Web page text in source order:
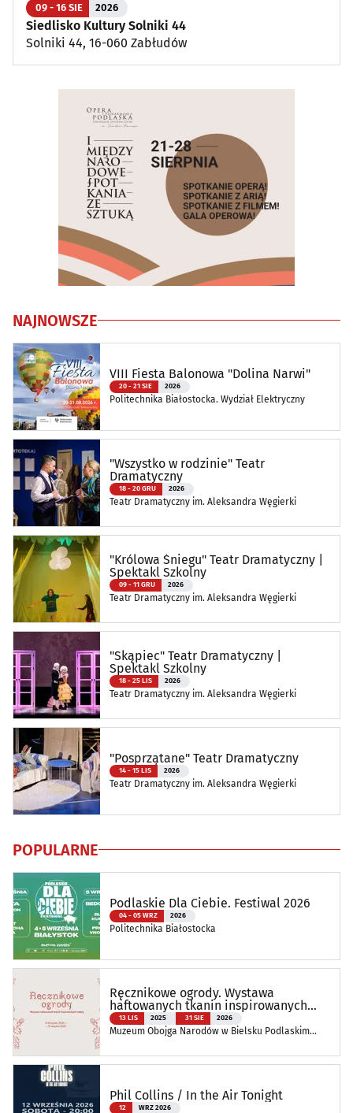
09 - 16 SIE 2026
Siedlisko Kultury Solniki 44
Solniki 44, 16-060 Zabłudów
NAJNOWSZE
VIII Fiesta Balonowa "Dolina Narwi"
20 - 21 SIE 2026
Politechnika Białostocka. Wydział Elektryczny
"Wszystko w rodzinie" Teatr
Dramatyczny
18 - 20 GRU 2026
Teatr Dramatyczny im. Aleksandra Węgierki
"Królowa Śniegu" Teatr Dramatyczny |
Spektakl Szkolny
09 - 11 GRU 2026
Teatr Dramatyczny im. Aleksandra Węgierki
"Skąpiec" Teatr Dramatyczny |
Spektakl Szkolny
18 - 25 LIS 2026
Teatr Dramatyczny im. Aleksandra Węgierki
"Posprzątane" Teatr Dramatyczny
14 - 15 LIS 2026
Teatr Dramatyczny im. Aleksandra Węgierki
POPULARNE
Podlaskie Dla Ciebie. Festiwal 2026
04 - 05 WRZ 2026
Politechnika Białostocka
Ręcznikowe ogrody. Wystawa
haftowanych tkanin inspirowanych
naturą
13 LIS 2025 31 SIE 2026
Muzeum Obojga Narodów w Bielsku Podlaskim
Phil Collins / In the Air Tonight
12 WRZ 2026